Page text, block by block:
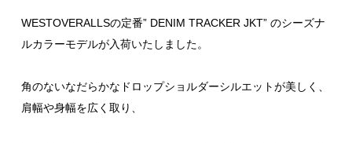
WESTOVERALLSの定番” DENIM TRACKER JKT” のシーズナ
ルカラーモデルが入荷いたしました。
角のないなだらかなドロップショルダーシルエットが美しく、
肩幅や身幅を広く取り、